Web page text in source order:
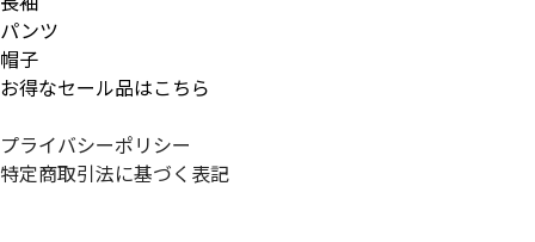
パンツ
帽子
お得なセール品はこちら
プライバシーポリシー
特定商取引法に基づく表記